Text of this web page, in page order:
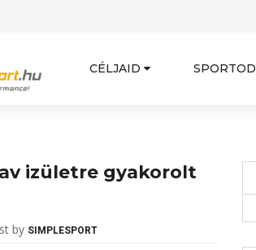
CÉLJAID SPORTOD
izületre gyakorolt
by SIMPLESPORT